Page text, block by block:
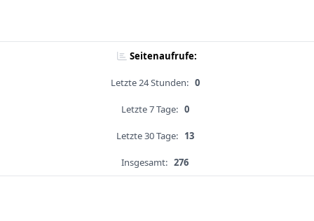
Seitenaufrufe:
Letzte 24 Stunden: 0
Letzte 7 Tage: 0
Letzte 30 Tage: 13
Insgesamt: 276